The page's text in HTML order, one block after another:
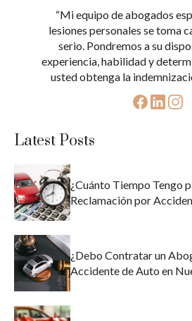
“Mi equipo de abogados
lesiones personales se toma
serio. Pondremos a su
experiencia, habilidad y
usted obtenga la
Latest Posts
¿Cuánto Tiempo Tengo
Reclamación por
¿Debo Contratar un
Accidente de Auto en